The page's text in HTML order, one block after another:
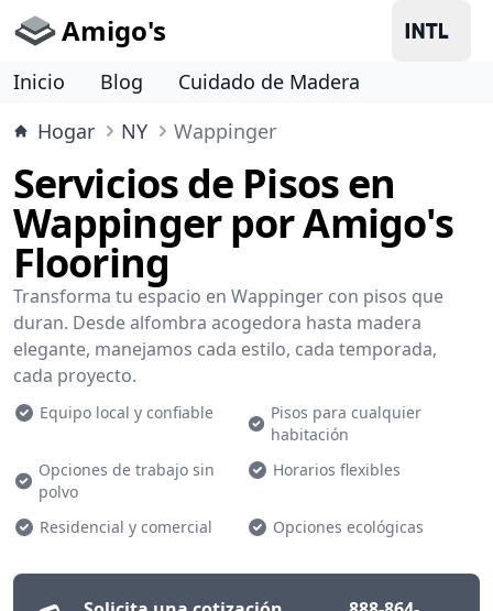
Amigo's
Inicio Blog
Cuidado de Madera
Hogar
NY Wappinger
Servicios de Pisos en
Wappinger por Amigo's
Flooring
Transforma tu espacio en Wappinger con pisos que
duran. Desde alfombra acogedora hasta madera
elegante, manejamos cada estilo, cada temporada,
cada proyecto.
Equipo local y confiable
Pisos para cualquier
habitación
Opciones de trabajo sin
polvo
Horarios flexibles
Residencial y comercial Opciones ecológicas